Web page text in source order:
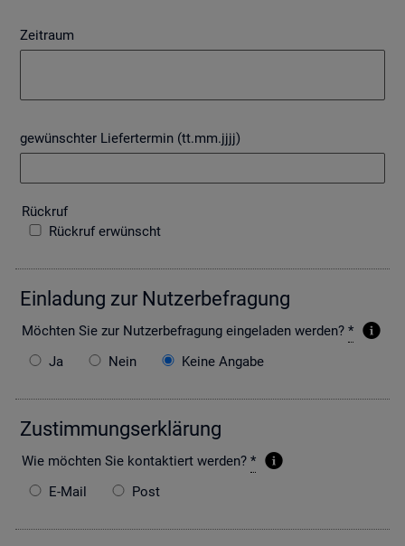
Zeitraum
gewünschter Liefertermin (tt.mm.jjjj)
Rück­ruf
Rückruf erwünscht
Ein­la­dung zur Nut­zer­be­fra­gung
Möch­ten Sie zur Nut­zer­be­fra­gung ein­ge­la­den wer­den? *
Ja
Nein Keine Angabe
Zu­stim­mungs­er­klä­rung
Wie möch­ten Sie kon­tak­tiert wer­den? *
E-Mail
Post